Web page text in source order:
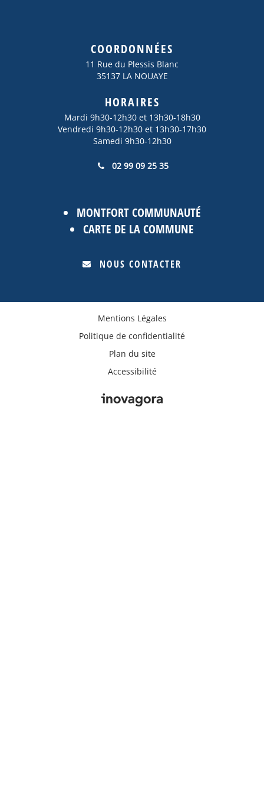
COORDONNÉES
11 Rue du Plessis Blanc
35137 LA NOUAYE
HORAIRES
Mardi 9h30-12h30 et 13h30-18h30
Vendredi 9h30-12h30 et 13h30-17h30
Samedi 9h30-12h30
02 99 09 25 35
MONTFORT COMMUNAUTÉ
CARTE DE LA COMMUNE
NOUS CONTACTER
Mentions Légales
Politique de confidentialité
Plan du site
Accessibilité